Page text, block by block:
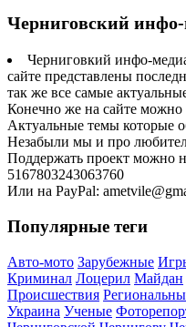
Черниговский
Черниговкий инфо-
сайте представлены
так же все самые
Конечно же на сайте можно
Актуальные темы которые
Незабыли мы и про
Поддержать проект можно
5167803243063760
Или на PayPal:
Популярные теги
Авто-мото Зарубежные
Криминал Лоцерил Майдан
Происшествия
Украина Ученые